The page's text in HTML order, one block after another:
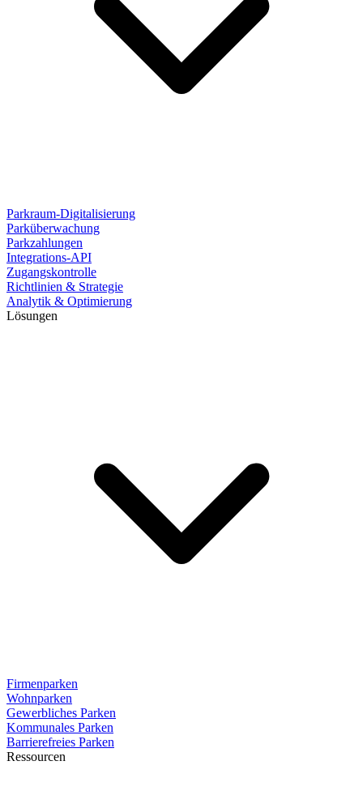
Parkraum-Digitalisierung
Parküberwachung
Parkzahlungen
Integrations-API
Zugangskontrolle
Richtlinien & Strategie
Analytik & Optimierung
Lösungen
Firmenparken
Wohnparken
Gewerbliches Parken
Kommunales Parken
Barrierefreies Parken
Ressourcen